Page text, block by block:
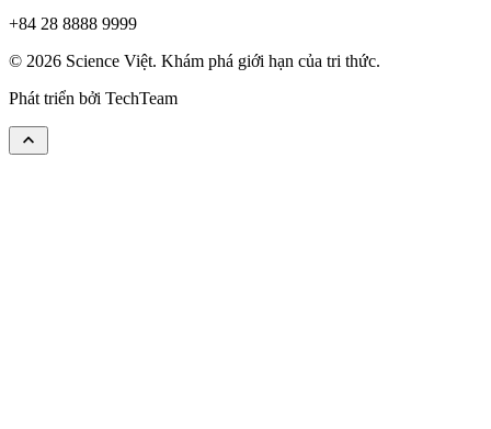
+84 28 8888 9999
© 2026 Science Việt. Khám phá giới hạn của tri thức.
Phát triển bởi TechTeam
keyboard_arrow_up